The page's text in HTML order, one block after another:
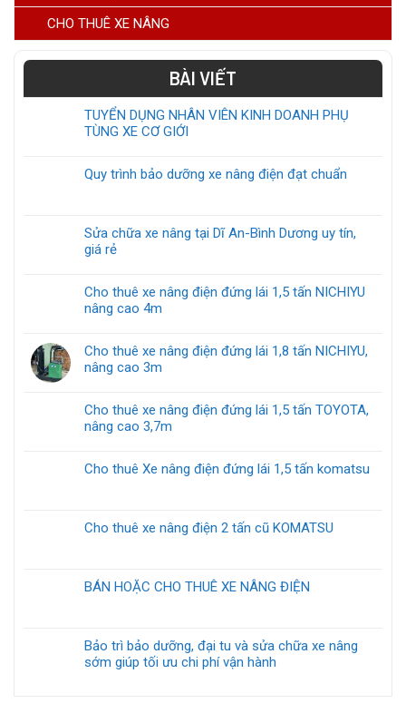
CHO THUÊ XE NÂNG
BÀI VIẾT
TUYỂN DỤNG NHÂN VIÊN KINH DOANH PHỤ
TÙNG XE CƠ GIỚI
Quy trình bảo dưỡng xe nâng điện đạt chuẩn
Sửa chữa xe nâng tại Dĩ An-Bình Dương uy tín,
giá rẻ
Cho thuê xe nâng điện đứng lái 1,5 tấn NICHIYU
nâng cao 4m
Cho thuê xe nâng điện đứng lái 1,8 tấn NICHIYU,
nâng cao 3m
Cho thuê xe nâng điện đứng lái 1,5 tấn TOYOTA,
nâng cao 3,7m
Cho thuê Xe nâng điện đứng lái 1,5 tấn komatsu
Cho thuê xe nâng điện 2 tấn cũ KOMATSU
BÁN HOẶC CHO THUÊ XE NÂNG ĐIỆN
Bảo trì bảo dưỡng, đại tu và sửa chữa xe nâng
sớm giúp tối ưu chi phí vận hành